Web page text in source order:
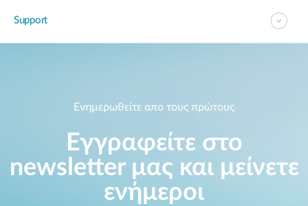
Support
Ενημερωθείτε απο τους πρώτους
Εγγραφείτε στο
newsletter μας και μείνετε
ενήμεροι